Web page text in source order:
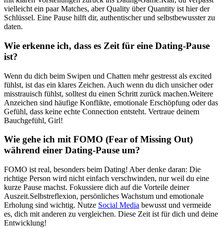
vielleicht ein paar Matches, aber Quality über Quantity ist hier der
Schlüssel. Eine Pause hilft dir, authentischer und selbstbewusster zu
daten.
Wie erkenne ich, dass es Zeit für eine Dating-Pause
ist?
Wenn du dich beim Swipen und Chatten mehr gestresst als excited
fühlst, ist das ein klares Zeichen. Auch wenn du dich unsicher oder
misstrauisch fühlst, solltest du einen Schritt zurück machen.Weitere
Anzeichen sind häufige Konflikte, emotionale Erschöpfung oder das
Gefühl, dass keine echte Connection entsteht. Vertraue deinem
Bauchgefühl, Girl!
Wie gehe ich mit FOMO (Fear of Missing Out)
während einer Dating-Pause um?
FOMO ist real, besonders beim Dating! Aber denke daran: Die
richtige Person wird nicht einfach verschwinden, nur weil du eine
kurze Pause machst. Fokussiere dich auf die Vorteile deiner
Auszeit.Selbstreflexion, persönliches Wachstum und emotionale
Erholung sind wichtig. Nutze Social Media bewusst und vermeide
es, dich mit anderen zu vergleichen. Diese Zeit ist für dich und deine
Entwicklung!